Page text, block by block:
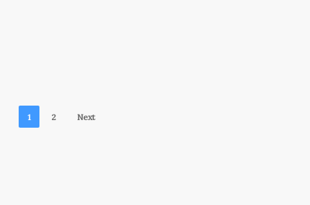
1 2 Next